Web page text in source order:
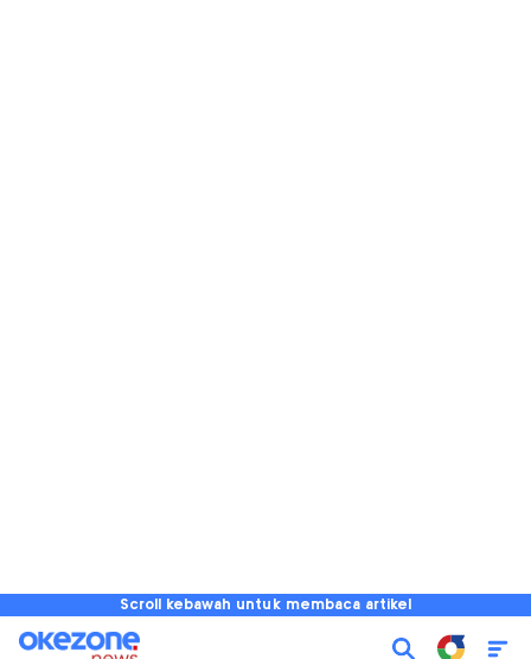
Scroll kebawah untuk membaca artikel